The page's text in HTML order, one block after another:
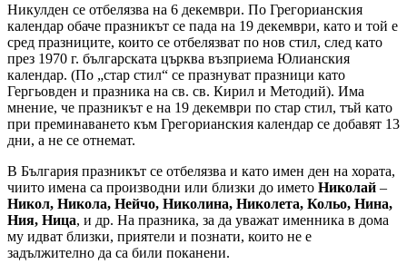
Никулден се отбелязва на 6 декември. По Грегорианския
календар обаче празникът се пада на 19 декември, като и той е
сред празниците, които се отбелязват по нов стил, след като
през 1970 г. българската църква възприема Юлианския
календар. (По „стар стил“ се празнуват празници като
Гергьовден и празника на св. св. Кирил и Методий). Има
мнение, че празникът е на 19 декември по стар стил, тъй като
при преминаването към Грегорианския календар се добавят 13
дни, а не се отнемат.
В България празникът се отбелязва и като имен ден на хората,
чиито имена са производни или близки до името Николай –
Никол, Никола, Нейчо, Николина, Николета, Кольо, Нина,
Ния, Ница, и др. На празника, за да уважат именника в дома
му идват близки, приятели и познати, които не е
задължително да са били поканени.